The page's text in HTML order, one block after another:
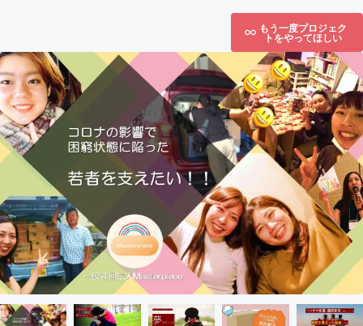
もう一度プロジェク
トをやってほしい